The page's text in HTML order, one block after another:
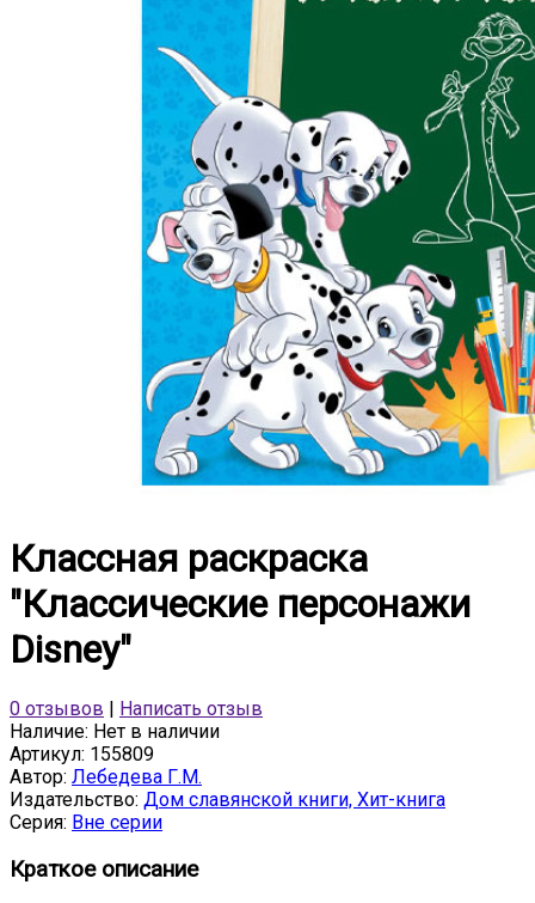
Классная раскраска
"Классические персонажи
Disney"
0 отзывов
Написать отзыв
Наличие: Нет в наличии
Артикул: 155809
Автор: Лебедева Г.М.
Издательство: Дом славянской книги, Хит-книга
Серия: Вне серии
Краткое описание